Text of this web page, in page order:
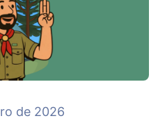
de 2026